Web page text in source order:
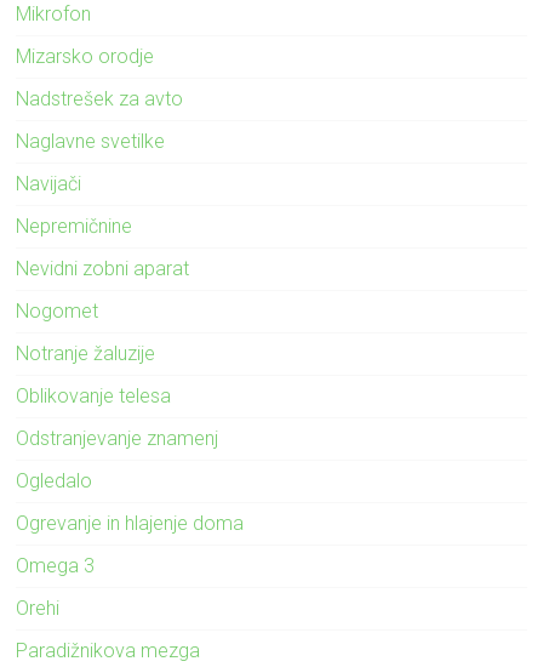
Mikrofon
Mizarsko orodje
Nadstrešek za avto
Naglavne svetilke
Navijači
Nepremičnine
Nevidni zobni aparat
Nogomet
Notranje žaluzije
Oblikovanje telesa
Odstranjevanje znamenj
Ogledalo
Ogrevanje in hlajenje doma
Omega 3
Orehi
Paradižnikova mezga